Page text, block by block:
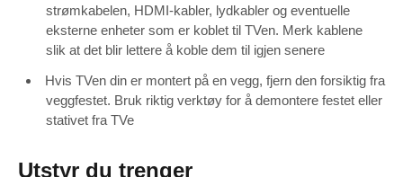
strømkabelen, HDMI-kabler, lydkabler og eventuelle
eksterne enheter som er koblet til TVen. Merk kablene
slik at det blir lettere å koble dem til igjen senere
Hvis TVen din er montert på en vegg, fjern den forsiktig fra
veggfestet. Bruk riktig verktøy for å demontere festet eller
stativet fra TVe
Utstyr du trenger